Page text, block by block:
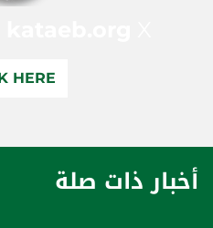
HERE
أخبار ذات صلة